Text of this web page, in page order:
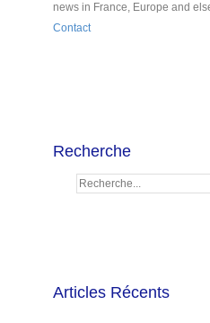
news in France, Europe and
Contact
Recherche
Articles Récents